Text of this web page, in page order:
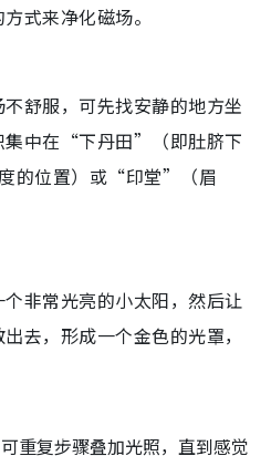
式来净化磁场。
舒服，可先找安静的地方坐
集中在“下丹田”（即肚脐下
的位置）或“印堂”（眉
非常光亮的小太阳，然后让
去，形成一个金色的光罩，
重复步骤叠加光照，直到感觉